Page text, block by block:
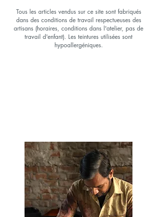
Tous les articles vendus sur ce site sont fabriqués
dans des conditions de travail respectueuses des
artisans (horaires, conditions dans l'atelier, pas de
travail d'enfant). Les teintures utilisées sont
hypoallergéniques.